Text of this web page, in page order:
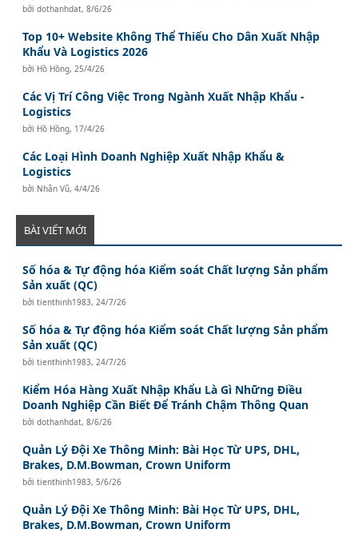
bởidothanhdat,8/6/26
Top 10+ Website Không Thể Thiếu Cho Dân Xuất Nhập
Khẩu Và Logistics 2026
bởi Hồ Hồng, 25/4/26
Các Vị Trí Công Việc Trong Ngành Xuất Nhập Khẩu -
Logistics
bởi Hồ Hồng, 17/4/26
Các Loại Hình Doanh Nghiệp Xuất Nhập Khẩu &
Logistics
bởi Nhân Vũ,4/4/26
BÀI VIẾT MỚI
Số hóa & Tự động hóa Kiểm soát Chất lượng Sản phẩm
Sản xuất (QC)
bởitienthinh1983, 24/7/26
Số hóa & Tự động hóa Kiểm soát Chất lượng Sản phẩm
Sản xuất (QC)
bởitienthinh1983, 24/7/26
Kiểm Hóa Hàng Xuất Nhập Khẩu Là Gì Những Điều
Doanh Nghiệp Cần Biết Để Tránh Chậm Thông Quan
bởidothanhdat,8/6/26
Quản Lý Đội Xe Thông Minh: Bài Học Từ UPS, DHL,
Brakes, D.M.Bowman, Crown Uniform
bởitienthinh1983, 5/6/26
Quản Lý Đội Xe Thông Minh: Bài Học Từ UPS, DHL,
Brakes, D.M.Bowman, Crown Uniform